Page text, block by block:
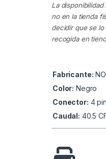
La
no en la tienda
decidir que se lo
recogida en
Fabricante:
Color: Negro
Conector: 4
Caudal: 40.5